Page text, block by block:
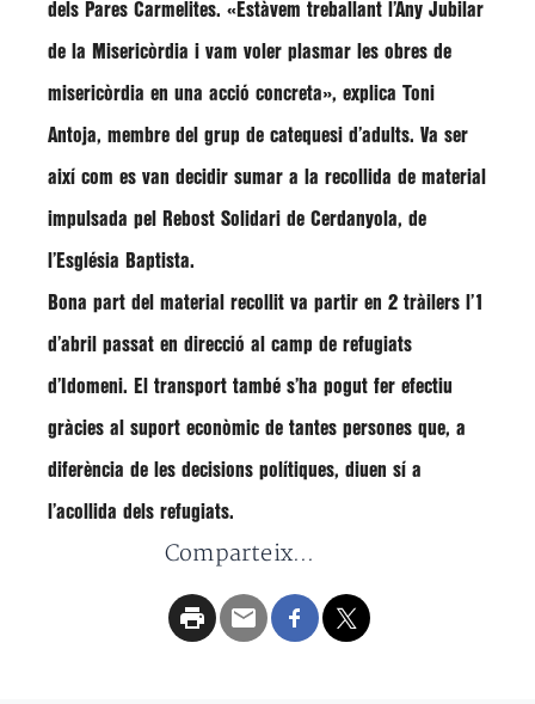
dels Pares Carmelites. «Estàvem treballant l’Any Jubilar
de la Misericòrdia i vam voler plasmar les obres de
misericòrdia en una acció concreta», explica Toni
Antoja, membre del grup de catequesi d’adults. Va ser
així com es van decidir sumar a la recollida de material
impulsada pel Rebost Solidari de Cerdanyola, de
l’Església Baptista.
Bona part del material recollit va partir en 2 tràilers l’1
d’abril passat en direcció al camp de refugiats
d’Idomeni. El transport també s’ha pogut fer efectiu
gràcies al suport econòmic de tantes persones que, a
diferència de les decisions polítiques, diuen sí a
l’acollida dels refugiats.
Comparteix...